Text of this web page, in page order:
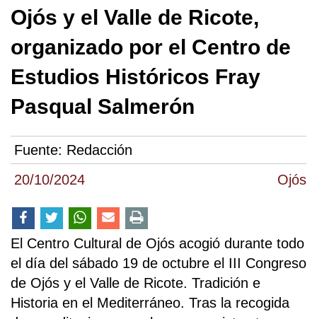
20/10/2024 Ojós
Ojós y el Valle de Ricote,
organizado por el Centro de
Estudios Históricos Fray
Pasqual Salmerón
Fuente: Redacción
El Centro Cultural de Ojós acogió durante todo
el día del sábado 19 de octubre el III Congreso
de Ojós y el Valle de Ricote. Tradición e
Historia en el Mediterráneo. Tras la recogida